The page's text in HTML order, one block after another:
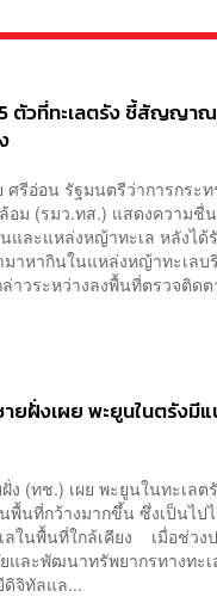
ตัวที่ทะเลตรัง ชี้สัญญ
รีอ่อน รัฐมนตรีว่าการกระท
ม (รมว.ทส.) แสดงความชื่
ละแหล่งหญ้าทะเล หลังได้
าหากินในแหล่งหญ้าทะเลบ
าวระหว่างลงพื้นที่ตรวจติด
ยฝั่งเผย พะยูนในตรังมี
ง (ทช.) เผย พะยูนในทะเล
พื้นที่กว้างมากขึ้น ซึ่งเป็นไป
ลในพื้นที่ใกล้เคียง เมื่อช่วง
และพัฒนาทรัพยากรทางทะ
ดิจิทัลแล...